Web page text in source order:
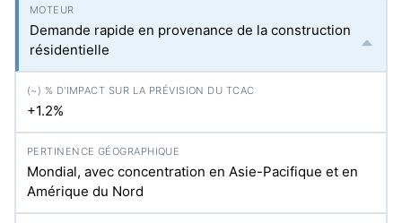
Demande rapide en provenance de la construction
résidentielle
+1.2%
Mondial, avec concentration en Asie-Pacifique et en
Amérique du Nord